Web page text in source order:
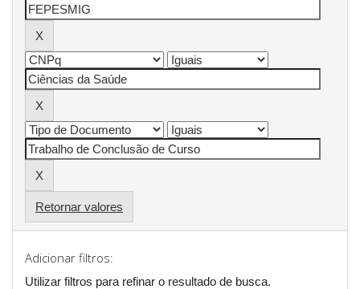
Retornar valores
Adicionar filtros:
Utilizar filtros para refinar o resultado de busca.